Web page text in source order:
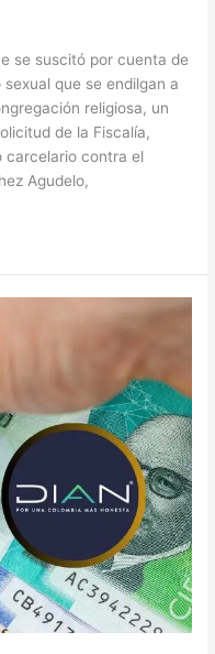
se suscitó por cuenta de
que se endilgan a
religiosa, un
de la Fiscalía,
carcelario contra el
Agudelo,